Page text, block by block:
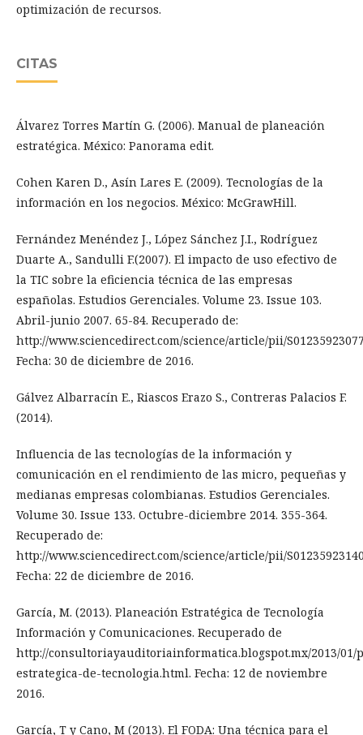
optimización de recursos.
CITAS
Álvarez Torres Martín G. (2006). Manual de planeación
estratégica. México: Panorama edit.
Cohen Karen D., Asín Lares E. (2009). Tecnologías de la
información en los negocios. México: McGrawHill.
Fernández Menéndez J., López Sánchez J.I., Rodríguez
Duarte A., Sandulli F.(2007). El impacto de uso efectivo de
la TIC sobre la eficiencia técnica de las empresas
españolas. Estudios Gerenciales. Volume 23. Issue 103.
Abril-junio 2007. 65-84. Recuperado de:
http://www.sciencedirect.com/science/article/pii/
Fecha: 30 de diciembre de 2016.
Gálvez Albarracín E., Riascos Erazo S., Contreras Palacios F.
(2014).
Influencia de las tecnologías de la información y
comunicación en el rendimiento de las micro, pequeñas y
medianas empresas colombianas. Estudios Gerenciales.
Volume 30. Issue 133. Octubre-diciembre 2014. 355-364.
Recuperado de:
http://www.sciencedirect.com/science/article/pii/
Fecha: 22 de diciembre de 2016.
García, M. (2013). Planeación Estratégica de Tecnología
Información y Comunicaciones. Recuperado de
http://consultoriayauditoriainformatica.blogspot.mx/2013/01/
estrategica-de-tecnologia.html. Fecha: 12 de noviembre
2016.
García, T y Cano, M (2013). El FODA: Una técnica para el